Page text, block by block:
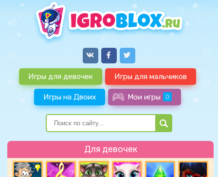
Игры для девочек Игры для мальчиков
Игры на Двоих Мои игры 0
Для девочек